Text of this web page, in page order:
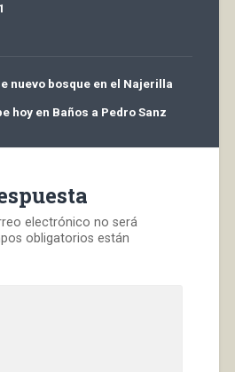
nuevo bosque en el Najerilla
hoy en Baños a Pedro Sanz
electrónico no será
obligatorios están